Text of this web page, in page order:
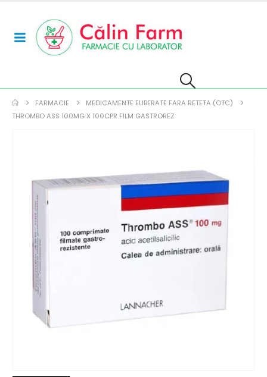
FARMACIE
MEDICAMENTE ELIBERATE FARA RETETA (OTC)
THROMBO ASS 100MG X 100CPR FILM GASTROREZ